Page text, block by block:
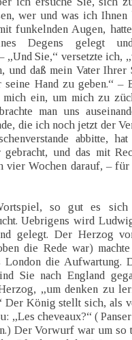
wer und was ich Ihnen
funkelnden Augen,
Degens gelegt
„Und Sie,“ versetzte ich,
und daß mein Vater Ihrer
Hand zu geben.“ –
ein, um mich zu
man uns
die ich noch jetzt der
abbitte,
gebracht, und das mit
vier Wochen darauf, – für
so gut es
Uebrigens wird
gelegt. Der Herzog
die Rede war)
London die Aufwartung.
Sie nach England
„um denken zu
Der König stellt sich, als
„Les cheveaux?“ (
Der Vorwurf war um so